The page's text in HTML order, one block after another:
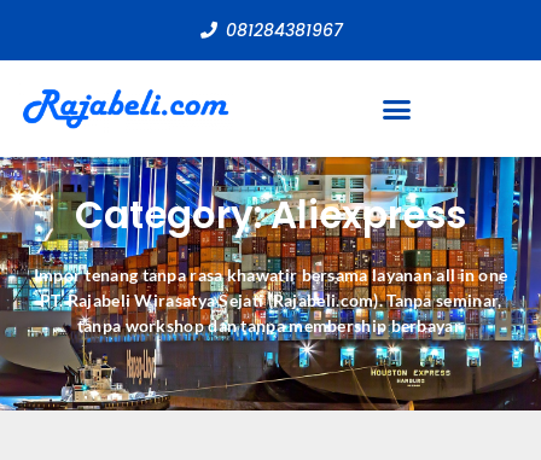
081284381967
Category: Aliexpress
Impor tenang tanpa rasa khawatir bersama layanan all in one
PT. Rajabeli Wirasatya Sejati (Rajabeli.com). Tanpa seminar,
tanpa workshop dan tanpa membership berbayar.